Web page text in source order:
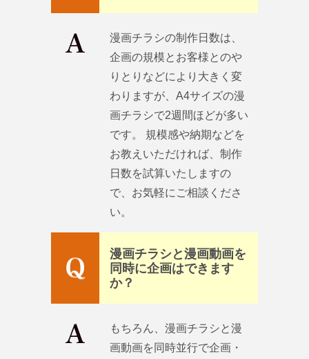
漫画チラシの制作日数は、
企画の規模とお客様とのや
りとりなどにより大きく変
わりますが、A4サイズの漫
画チラシで2週間ほどが多い
です。 規模感や納期などを
お教えいただければ、制作
日数を試算いたしますの
で、お気軽にご相談くださ
い。
漫画チラシと漫画動画を
同時に企画はできます
か？
もちろん、漫画チラシと漫
画動画を同時並行で企画・